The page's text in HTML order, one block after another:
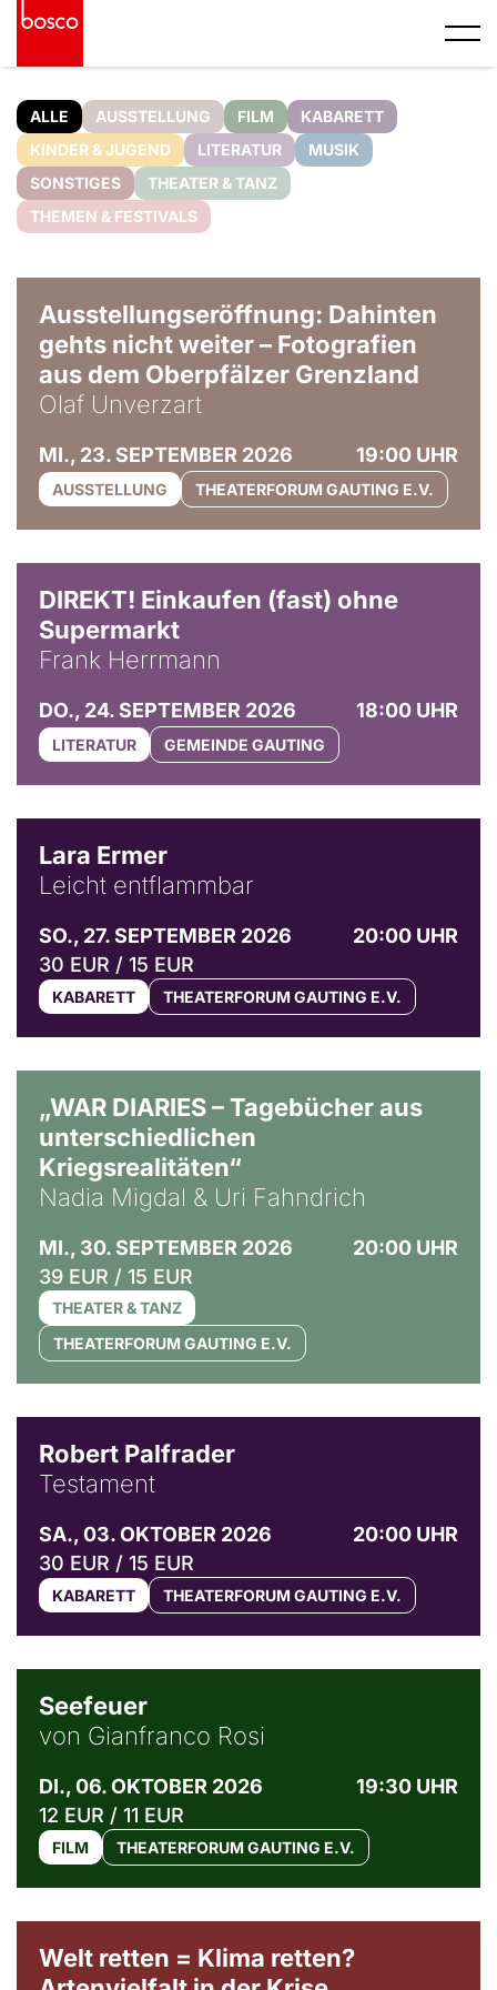
ALLE AUSSTELLUNG FILM
KABARETT
KINDER & JUGEND
LITERATUR
MUSIK
SONSTIGES
THEATER & TANZ
THEMEN & FESTIVALS
Ausstellungseröffnung: Dahinten
gehts nicht weiter – Fotografien
aus dem Oberpfälzer Grenzland
Olaf Unverzart
MI., 23. SEPTEMBER 2026 19:00 UHR
AUSSTELLUNG THEATERFORUM GAUTING E.V.
DIREKT! Einkaufen (fast) ohne
Supermarkt
Frank Herrmann
DO., 24. SEPTEMBER 2026 18:00 UHR
LITERATUR GEMEINDE GAUTING
Lara Ermer
Leicht entflammbar
SO., 27. SEPTEMBER 2026
20:00 UHR
30 EUR / 15 EUR
KABARETT THEATERFORUM GAUTING E.V.
„WAR DIARIES – Tagebücher aus
unterschiedlichen
Kriegsrealitäten“
Nadia Migdal & Uri Fahndrich
MI., 30. SEPTEMBER 2026
20:00 UHR
39 EUR / 15 EUR
THEATER & TANZ
THEATERFORUM GAUTING E.V.
Robert Palfrader
Testament
SA., 03. OKTOBER 2026
20:00 UHR
30 EUR / 15 EUR
KABARETT THEATERFORUM GAUTING E.V.
Seefeuer
von Gianfranco Rosi
DI., 06. OKTOBER 2026
19:30 UHR
12 EUR / 11 EUR
FILM THEATERFORUM GAUTING E.V.
Welt retten = Klima retten?